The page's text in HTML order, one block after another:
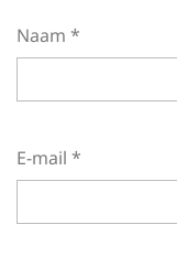
Naam *
E-mail *